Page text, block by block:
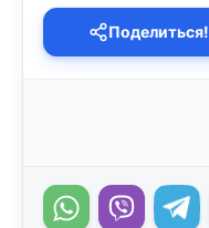
Поделиться!